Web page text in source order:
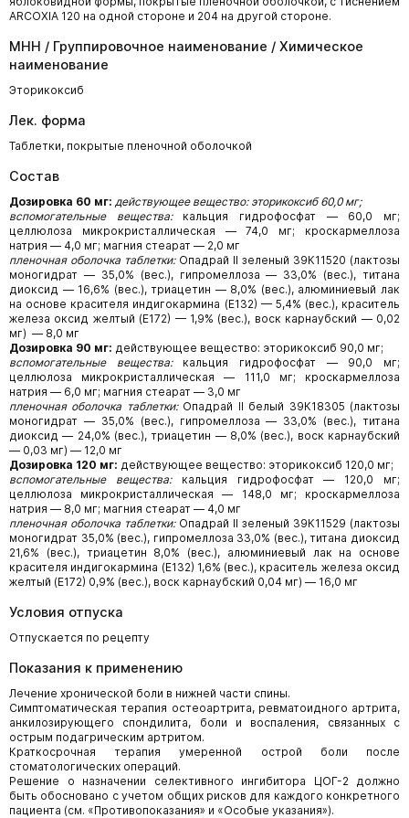
ARCOXIA 120 на одной стороне и 204 на другой стороне.
МНН / Группировочное наименование / Химическое
наименование
Эторикоксиб
Лек. форма
Таблетки, покрытые пленочной оболочкой
Состав
Дозировка 60 мг: действующее вещество: эторикоксиб 60,0 мг;
вспомогательные вещества:
кальция гидрофосфат — 60,0 мг;
целлюлоза микрокристаллическая — 74,0 мг; кроскармеллоза
натрия — 4,0 мг; магния стеарат — 2,0 мг
пленочная оболочка таблетки: Опадрай II зеленый 39К11520 (лактозы
моногидрат — 35,0% (вес.), гипромеллоза — 33,0% (вес.), титана
диоксид — 16,6% (вес.), триацетин — 8,0% (вес.), алюминиевый лак
на основе красителя индигокармина (Е132) — 5,4% (вес.), краситель
железа оксид желтый (Е172) — 1,9% (вес.), воск карнаубский — 0,02
мг) — 8,0 мг
Дозировка 90 мг: действующее вещество: эторикоксиб 90,0 мг;
вспомогательные вещества:кальция гидрофосфат — 90,0 мг;
целлюлоза микрокристаллическая — 111,0 мг; кроскармеллоза
натрия — 6,0 мг; магния стеарат — 3,0 мг
пленочная оболочка таблетки:Опадрай II белый 39К18305 (лактозы
моногидрат — 35,0% (вес.), гипромеллоза — 33,0% (вес.), титана
диоксид — 24,0% (вес.), триацетин — 8,0% (вес.), воск карнаубский
— 0,03 мг) — 12,0 мг
Дозировка 120 мг: действующее вещество: эторикоксиб 120,0 мг;
вспомогательные вещества:кальция гидрофосфат — 120,0 мг;
целлюлоза микрокристаллическая — 148,0 мг; кроскармеллоза
натрия — 8,0 мг; магния стеарат — 4,0 мг
пленочная оболочка таблетки:Опадрай II зеленый 39К11529 (лактозы
моногидрат 35,0% (вес.), гипромеллоза 33,0% (вес.), титана диоксид
21,6% (вес.), триацетин 8,0% (вес.), алюминиевый лак на основе
красителя индигокармина (Е132) 1,6% (вес.), краситель железа оксид
желтый (Е172) 0,9% (вес.), воск карнаубский 0,04 мг) — 16,0 мг
Условия отпуска
Отпускается по рецепту
Показания к применению
Лечение хронической боли в нижней части спины.
Симптоматическая терапия остеоартрита, ревматоидного артрита,
анкилозирующего спондилита, боли и воспаления, связанных с
острым подагрическим артритом.
Краткосрочная терапия умеренной острой боли после
стоматологических операций.
Решение о назначении селективного ингибитора ЦОГ-2 должно
быть обосновано с учетом общих рисков для каждого конкретного
пациента (см. «Противопоказания» и «Особые указания»).